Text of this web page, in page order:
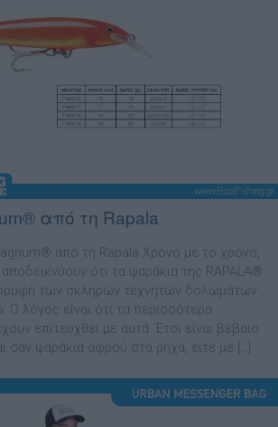
από τη Rapala
από τη Rapala Χρόνο µε το χρόνο,
αποδεικνύουν ότι τα ψαράκια της RAPALA®
των σκληρών τεχνητών δολωµάτων
Ο λόγος είναι ότι τα περισσότερα
επιτευχθεί µε αυτά. Έτσι είναι βέβαιο
σαν ψαράκια αφρού στα ρηχά, είτε µε […]